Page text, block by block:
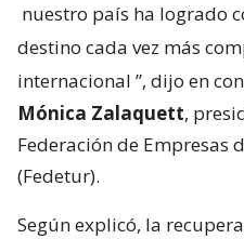
nuestro país ha logrado
destino cada vez más
internacional ”, dijo en
Mónica Zalaquett,
Federación de Empresas
(Fedetur).
Según explicó, la